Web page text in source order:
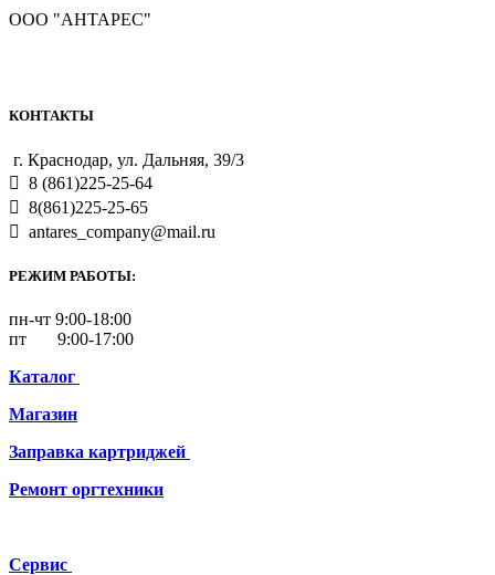
ООО "АНТАРЕС"
КОНТАКТЫ
г. Краснодар, ул. Дальняя, 39/3
8 (861)225-25-64
8(861)225-25-65
antares_company@mail.ru
РЕЖИМ РАБОТЫ:
пн-чт 9:00-18:00
пт 9:00-17:00
Каталог
Магазин
Заправка картриджей
Ремонт оргтехники
Сервис